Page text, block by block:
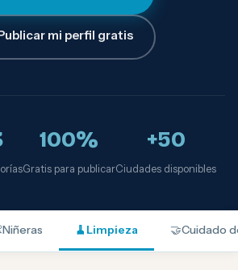
mi perfil gratis
100%
Gratis para publicar
+50
Ciudades disponibles
Niñeras 🧹 Limpieza 🤝Cuidado